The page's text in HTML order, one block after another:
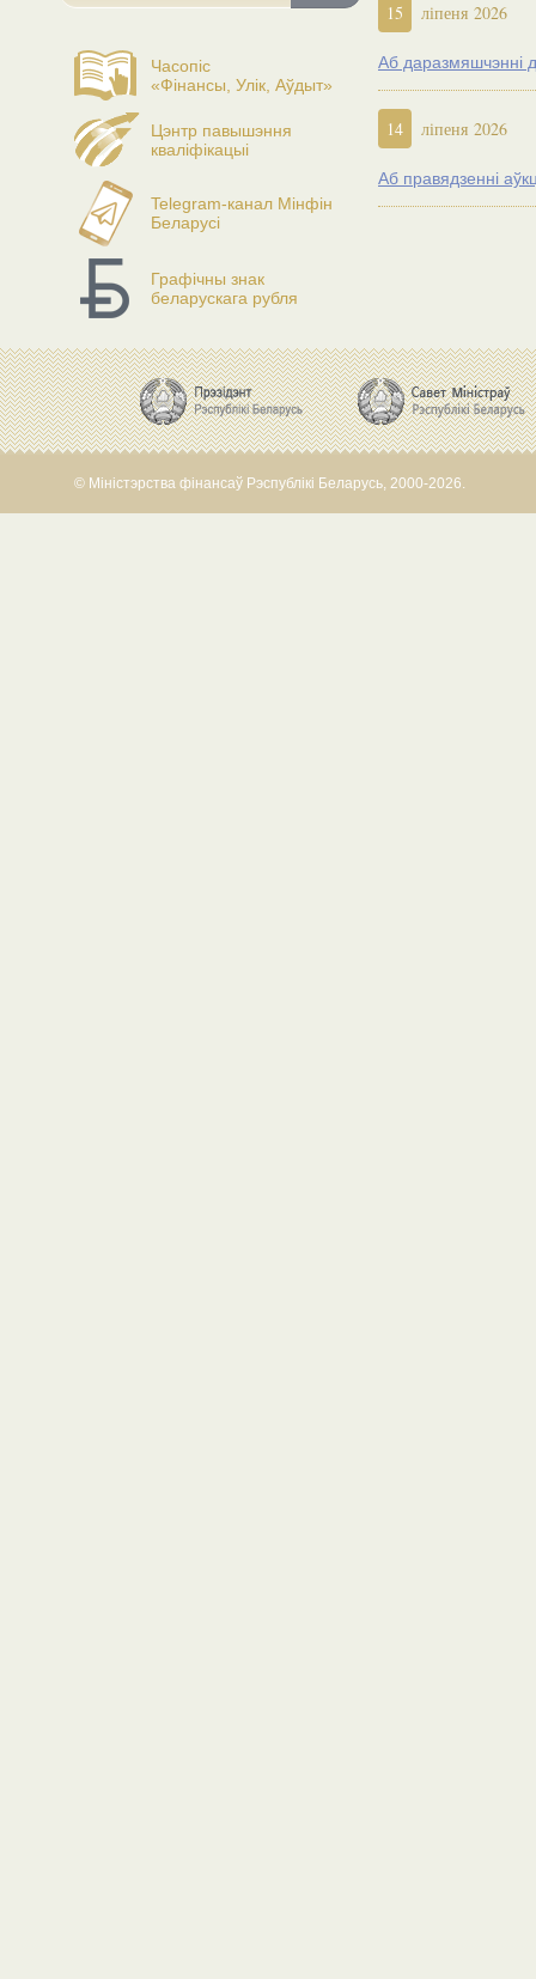
Часопіс
«Фінансы, Улік, Аўдыт»
Цэнтр павышэння
кваліфікацыі
Telegram-канал Мінфін
Беларусі
Графічны знак
беларускага рубля
15 ліпеня 2026
Аб даразмяшчэнні
14 ліпеня 2026
Аб правядзенні
© Міністэрства фінансаў Рэспублікі Беларусь, 2000-2026.